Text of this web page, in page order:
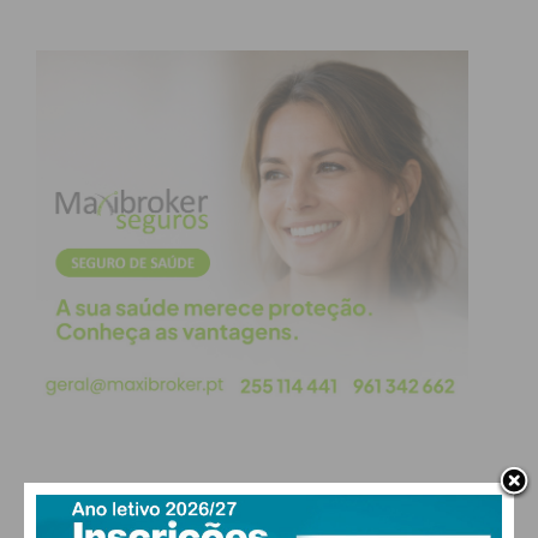
da própria e por consentimento dos seus
A apresentação desta 3ª edição da Bolsa de Estudo
Ensino Superior Maria de Lurdes Cabral da Silva
Peixoto Madureira à comunidade associativa
constituiu a última ação de Fernando Vieira como
presidente da Casa do Pessoal, cessando funções
na semana anterior. Os Órgãos Sociais e a
profissionalismo, empenho, dedicação, entrega e
mandatos.
PAÇOS DE FERREIRA